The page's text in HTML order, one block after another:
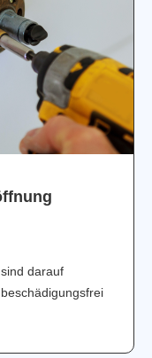
darauf